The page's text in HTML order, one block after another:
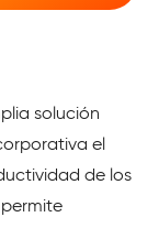
solución
el
de los